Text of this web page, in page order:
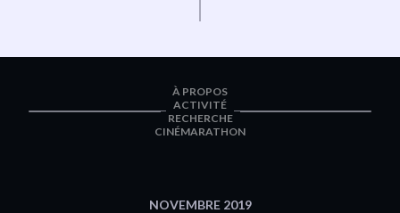
À PROPOS
ACTIVITÉ
RECHERCHE
CINÉMARATHON
NOVEMBRE 2019